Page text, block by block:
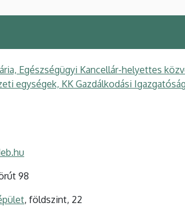
Egészségügyi Kancellár-helyettes
egységek, KK Gazdálkodási
98
, földszint, 22